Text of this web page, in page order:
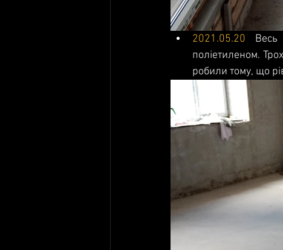
2021.05.20 Весь
поліетиленом.
робили тому, що